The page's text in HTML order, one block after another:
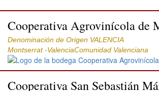
Cooperativa Agrovinícola de
Denominación de Origen VALENCIA
Montserrat -ValenciaComunidad Valenciana
Cooperativa San Sebastián